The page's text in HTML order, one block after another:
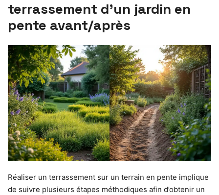
terrassement d’un jardin en
pente avant/après
Réaliser un terrassement sur un terrain en pente implique
de suivre plusieurs étapes méthodiques afin d’obtenir un